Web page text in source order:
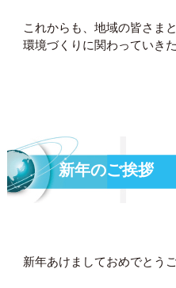
これからも、地域の皆さま
環境づくりに関わっていき
新年のご挨拶
新年あけましておめでとう